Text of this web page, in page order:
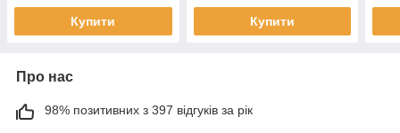
Купити Купити
Про нас
98% позитивних з 397 відгуків за рік